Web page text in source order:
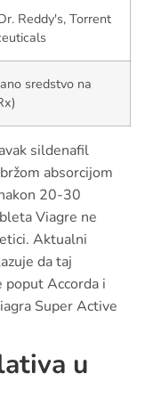
Reddy's, Torrent
sredstvo na
sildenafil
absorcijom
20-30
Viagre ne
Aktualni
da taj
Accorda i
Super Active
u